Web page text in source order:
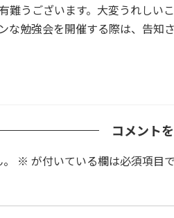
うございます。大変うれしい
勉強会を開催する際は、告知
コメント
※ が付いている欄は必須項目